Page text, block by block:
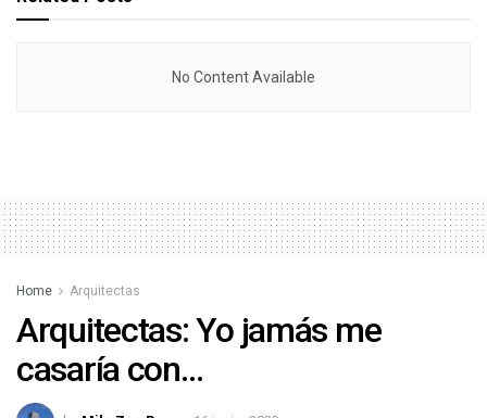
No Content Available
Home Arquitectas
Arquitectas: Yo jamás me
casaría con…